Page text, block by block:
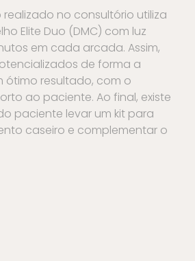
no consultório utiliza
Elite Duo (DMC) com luz
em cada arcada. Assim,
de forma a
ótimo resultado, com o
ao paciente. Ao final, existe
paciente levar um kit para
caseiro e complementar o